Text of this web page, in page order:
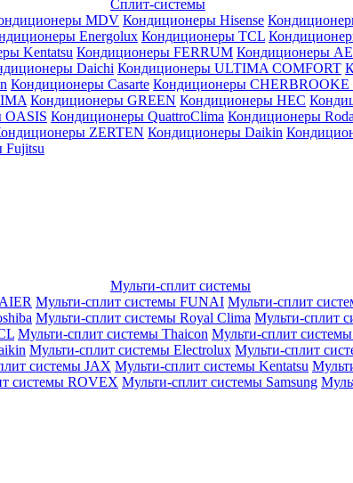
Сплит-системы
MDV Кондиционеры Hisense
Energolux Кондиционеры TCL
Kentatsu Кондиционеры FERRUM Кондиционеры
Daichi Кондиционеры ULTIMA COMFORT
Кондиционеры Casarte Кондиционеры CHERBROOKE
Кондиционеры GREEN Кондиционеры HEC
OASIS Кондиционеры QuattroClima Кондиционеры Roda
ZERTEN Кондиционеры Daikin
Fujitsu
Мульти-сплит системы
Мульти-сплит системы FUNAI Мульти-сплит
Мульти-сплит системы Royal Clima Мульти-сплит
Мульти-сплит системы Thaicon Мульти-сплит
Мульти-сплит системы Electrolux Мульти-сплит
системы JAX Мульти-сплит системы Kentatsu
системы ROVEX Мульти-сплит системы Samsung